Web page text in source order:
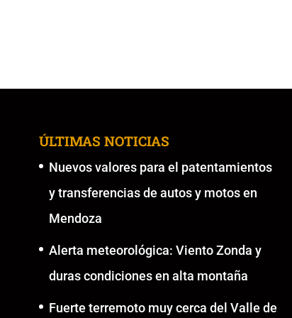
ÚLTIMAS NOTICIAS
Nuevos valores para el patentamientos
y transferencias de autos y motos en
Mendoza
Alerta meteorológica: Viento Zonda y
duras condiciones en alta montaña
Fuerte terremoto muy cerca del Valle de